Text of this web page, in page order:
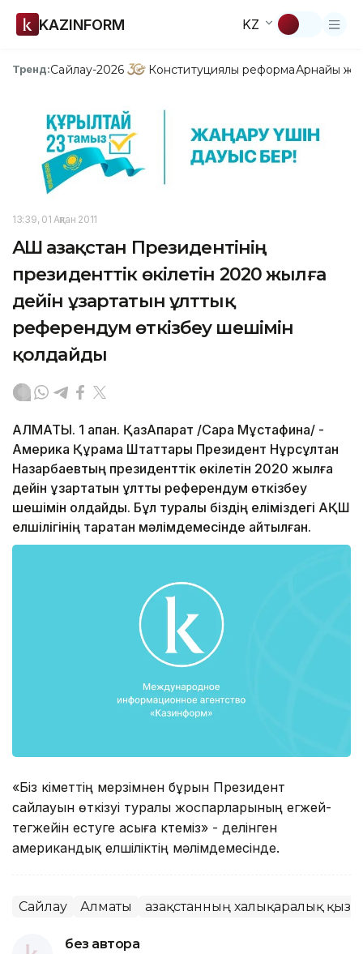
KAZINFORM KZ
Тренд:Сайлау-2026 Конституциялық реформаАрнайы
13:39, 01 Ақпан 2011
АҚШ Қазақстан Президентінің
президенттік өкілетін 2020 жылға
дейін ұзартатын ұлттық
референдум өткізбеу шешімін
қолдайды
АЛМАТЫ. 1 ақпан. ҚазАқпарат /Сара Мұстафина/ -
Америка Құрама Штаттары Президент Нұрсұлтан
Назарбаевтың президенттік өкілетін 2020 жылға
дейін ұзартатын ұлттық референдум өткізбеу
шешімін қолдайды. Бұл туралы біздің еліміздегі АҚШ
елшілігінің таратқан мәлімдемесінде айтылған.
«Біз үкіметтің мерзімнен бұрын Президент
сайлауын өткізуі туралы жоспарларының егжей-
тегжейін естуге асыға күтеміз» - делінген
американдық елшіліктің мәлімдемесінде.
Сайлау Алматы Қазақстанның халықаралық
без автора